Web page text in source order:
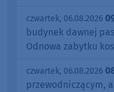
czwartek, 06.08.2026
budynek dawnej
Odnowa zabytku
czwartek, 06.08.2026
przewodniczącym,